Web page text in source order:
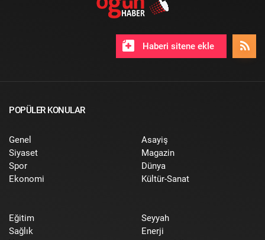
Haberi sitene ekle
POPÜLER KONULAR
Genel
Siyaset
Spor
Ekonomi
Asayiş
Magazin
Dünya
Kültür-Sanat
Eğitim
Sağlık
Seyyah
Enerji